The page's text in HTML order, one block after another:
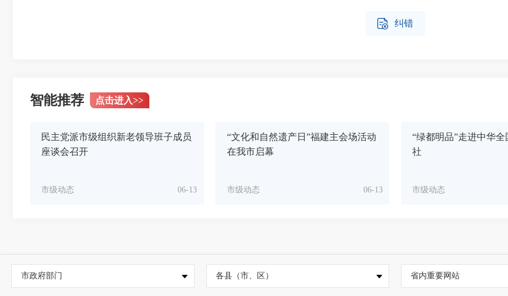
 纠错
智能推荐 点击进入>>
民主党派市级组织新老领导班子成员
座谈会召开
06-13
市级动态
“文化和自然遗产日”福建主会场活动
在我市启幕
06-13
市级动态
“绿都明品”走进中华全
社
市级动态
市政府部门 各县（市、区） 省内重要网站